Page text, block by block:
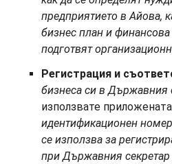
предприятието в Айова,
бизнес план и
подготвят
Регистрация и
бизнеса си в Държавния
използвате
идентификационен
се използва за
при Държавния